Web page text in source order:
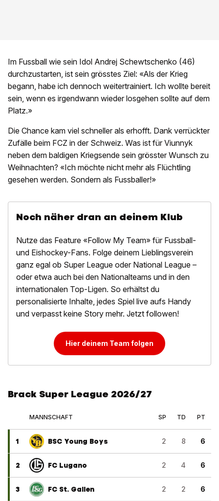
Im Fussball wie sein Idol Andrej Schewtschenko (46)
durchzustarten, ist sein grösstes Ziel: «Als der Krieg
begann, habe ich dennoch weitertrainiert. Ich wollte bereit
sein, wenn es irgendwann wieder losgehen sollte auf dem
Platz.»
Die Chance kam viel schneller als erhofft. Dank verrückter
Zufälle beim FCZ in der Schweiz. Was ist für Viunnyk
neben dem baldigen Kriegsende sein grösster Wunsch zu
Weihnachten? «Ich möchte nicht mehr als Flüchtling
gesehen werden. Sondern als Fussballer!»
Noch näher dran an deinem Klub
Nutze das Feature «Follow My Team» für Fussball-
und Eishockey-Fans. Folge deinem Lieblingsverein
ganz egal ob Super League oder National League –
oder etwa auch bei den Nationalteams und in den
internationalen Top-Ligen. So erhältst du
personalisierte Inhalte, jedes Spiel live aufs Handy
und verpasst keine Story mehr. Jetzt followen!
Hier deinem Team folgen
Brack Super League 2026/27
MANNSCHAFT SP TD PT
1 BSC Young Boys 2 8 6
2 FC Lugano 2 4 6
3 FC St. Gallen 2 2 6